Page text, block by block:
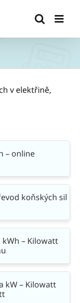
v elektřině,
– online
koňských sil
kWh – Kilowatt
kW – Kilowatt